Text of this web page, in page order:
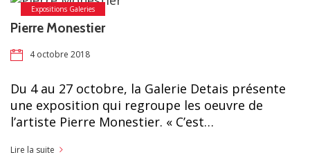
Expositions Galeries
Pierre Monestier
4 octobre 2018
Du 4 au 27 octobre, la Galerie Detais présente
une exposition qui regroupe les oeuvre de
l’artiste Pierre Monestier. « C’est…
Lire la suite